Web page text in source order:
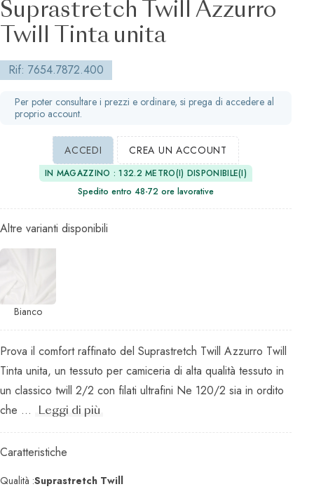
Suprastretch Twill Azzurro
Twill Tinta unita
Rif: 7654.7872.400
Per poter consultare i prezzi e ordinare, si prega di accedere al
proprio account.
ACCEDI CREA UN ACCOUNT
IN MAGAZZINO : 132.2 METRO(I) DISPONIBILE(I)
Spedito entro 48-72 ore lavorative
Altre varianti disponibili
Bianco
Prova il comfort raffinato del Suprastretch Twill Azzurro Twill
Tinta unita, un tessuto per camiceria di alta qualità tessuto in
un classico twill 2/2 con filati ultrafini Ne 120/2 sia in ordito
che ...
Leggi di più
Caratteristiche
Qualità :Suprastretch Twill